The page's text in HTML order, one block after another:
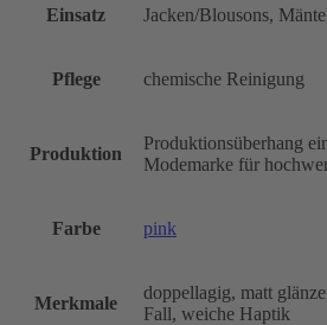
Einsatz Jacken/Blousons,
Pflege chemische Reinigung
Produktion
Produktionsüberhang
Modemarke für
Farbe pink
Merkmale
doppellagig, matt
Fall, weiche Haptik